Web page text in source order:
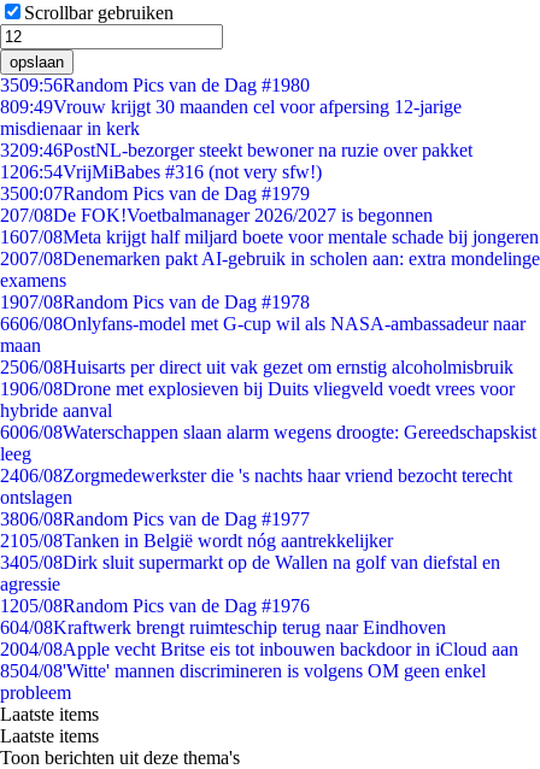
Scrollbar gebruiken
opslaan
3509:56Random Pics van de Dag #1980
809:49Vrouw krijgt 30 maanden cel voor afpersing 12-jarige
misdienaar in kerk
3209:46PostNL-bezorger steekt bewoner na ruzie over pakket
1206:54VrijMiBabes #316 (not very sfw!)
3500:07Random Pics van de Dag #1979
207/08De FOK!Voetbalmanager 2026/2027 is begonnen
1607/08Meta krijgt half miljard boete voor mentale schade bij jongeren
2007/08Denemarken pakt AI-gebruik in scholen aan: extra mondelinge
examens
1907/08Random Pics van de Dag #1978
6606/08Onlyfans-model met G-cup wil als NASA-ambassadeur naar
maan
2506/08Huisarts per direct uit vak gezet om ernstig alcoholmisbruik
1906/08Drone met explosieven bij Duits vliegveld voedt vrees voor
hybride aanval
6006/08Waterschappen slaan alarm wegens droogte: Gereedschapskist
leeg
2406/08Zorgmedewerkster die 's nachts haar vriend bezocht terecht
ontslagen
3806/08Random Pics van de Dag #1977
2105/08Tanken in België wordt nóg aantrekkelijker
3405/08Dirk sluit supermarkt op de Wallen na golf van diefstal en
agressie
1205/08Random Pics van de Dag #1976
604/08Kraftwerk brengt ruimteschip terug naar Eindhoven
2004/08Apple vecht Britse eis tot inbouwen backdoor in iCloud aan
8504/08'Witte' mannen discrimineren is volgens OM geen enkel
probleem
Laatste items
Laatste items
Toon berichten uit deze thema's